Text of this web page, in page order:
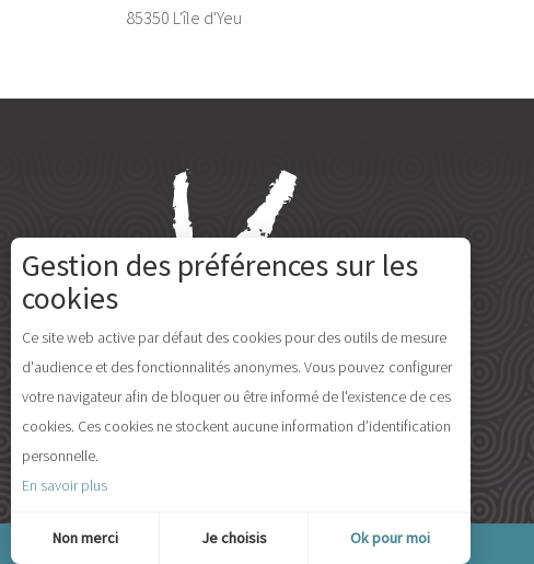
85350 L'île d'Yeu
Gestion des préférences sur les
cookies
Ce site web active par défaut des cookies pour des outils de mesure
d'audience et des fonctionnalités anonymes. Vous pouvez configurer
votre navigateur afin de bloquer ou être informé de l'existence de ces
cookies. Ces cookies ne stockent aucune information d’identification
personnelle.
En savoir plus
Non merci Je choisis Ok pour moi